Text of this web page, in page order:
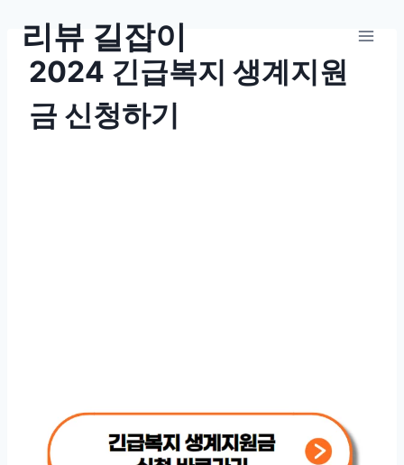
content
리뷰 길잡이
2024 긴급복지 생계지원
금 신청하기